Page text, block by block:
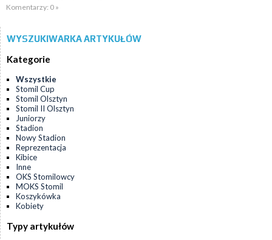
Komentarzy: 0 »
WYSZUKIWARKA ARTYKUŁÓW
Kategorie
Wszystkie
Stomil Cup
Stomil Olsztyn
Stomil II Olsztyn
Juniorzy
Stadion
Nowy Stadion
Reprezentacja
Kibice
Inne
OKS Stomilowcy
MOKS Stomil
Koszykówka
Kobiety
Typy artykułów